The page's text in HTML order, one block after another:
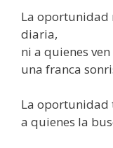
La oportunidad
diaria,
ni a quienes
una franca
La oportunidad
a quienes la